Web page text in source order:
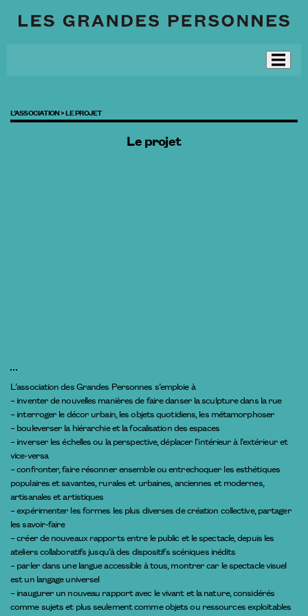
L’ASSOCIATION >LE PROJET
Le projet
L’association des Grandes Personnes s’emploie à
– inventer de nouvelles manières de faire danser la sculpture dans la rue
– interroger le décor urbain, les objets quotidiens, les métamorphoser
– bouleverser la hiérarchie et la focalisation des espaces
– inverser les échelles ou la perspective, déplacer l’intérieur à l’extérieur et
vice-versa
– confronter, faire résonner ensemble ou entrechoquer les esthétiques
populaires et savantes, rurales et urbaines, anciennes et modernes,
artisanales et artistiques
– expérimenter les formes les plus diverses de création collective, partager
les savoir-faire
– créer de nouveaux rapports entre le public et le spectacle, depuis les
ateliers collaboratifs jusqu’à des dispositifs scéniques inédits
– parler dans une langue accessible à tous, montrer car le spectacle visuel
est un langage universel
– inaugurer un nouveau rapport avec le vivant et la nature, considérés
comme sujets et plus seulement comme objets ou ressources exploitables